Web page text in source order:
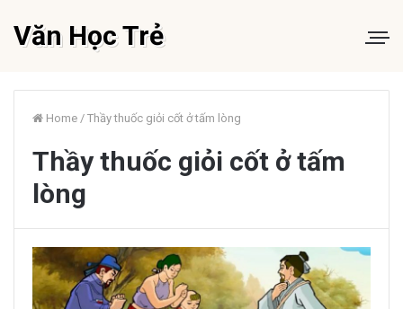
Văn Học Trẻ
Home / Thầy thuốc giỏi cốt ở tấm lòng
Thầy thuốc giỏi cốt ở tấm
lòng